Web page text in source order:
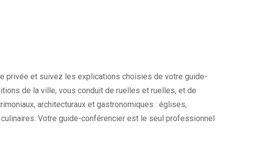
privée et suivez les explications choisies de votre guide-
de la ville, vous conduit de ruelles et ruelles, et de
architecturaux et gastronomiques : églises,
Votre guide-conférencier est le seul professionnel